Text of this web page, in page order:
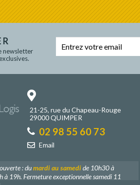
newsletter
21-25, rue du Chapeau-Rouge
29000 QUIMPER
02 98 55 60 73
Email
: dumardi au samedide 10h30 à
à 19h. Fermeture exceptionnelle samedi 11